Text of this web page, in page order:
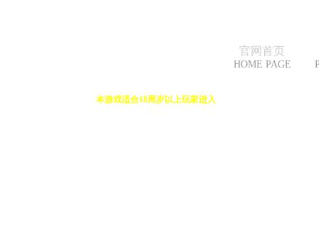
官网首页
HOME PAGE
本游戏适合18周岁以上玩家进入